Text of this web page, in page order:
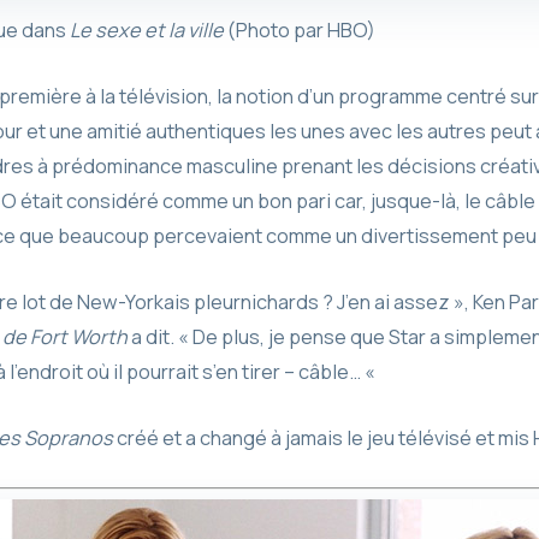
dans Le sexe et la ville(Photo par HBO)
à la télévision, la notion d’un programme centré
et une amitié authentiques les unes avec les autres
à prédominance masculine prenant les décisions
était considéré comme un bon pari car, jusque-là, le
que beaucoup percevaient comme un divertissement
lot de New-Yorkais pleurnichards ? J’en ai assez », Ken
Fort Wortha dit. « De plus, je pense que Star a
où il pourrait s’en tirer – câble… «
Sopranoscréé et a changé à jamais le jeu télévisé et mis